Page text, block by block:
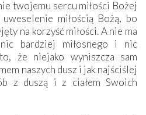
twojemu sercu miłości Bożej
miłością Bożą, bo
na korzyść miłości. A nie ma
bardziej miłosnego i nic
że niejako wyniszcza sam
naszych dusz i jak najściślej
z duszą i z ciałem Swoich